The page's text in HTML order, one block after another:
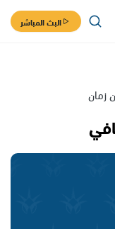
البث المباشر
زمان